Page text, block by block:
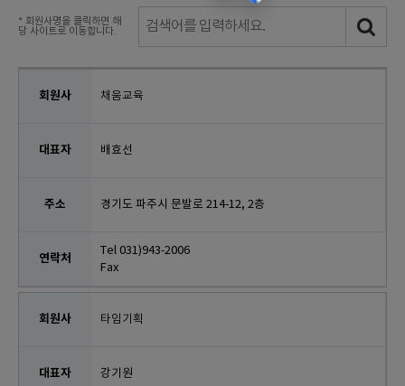
* 회원사명을 클릭하면 해
당 사이트로 이동합니다.
채움교육
배효선
경기도 파주시 문발로 214-12, 2층
Tel 031)943-2006
Fax
타임기획
강기원